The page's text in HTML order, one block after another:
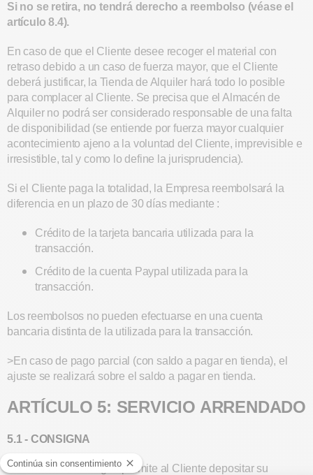
Si no se retira, no tendrá derecho a reembolso (véase el
artículo 8.4).
En caso de que el Cliente desee recoger el material con
retraso debido a un caso de fuerza mayor, que el Cliente
deberá justificar, la Tienda de Alquiler hará todo lo posible
para complacer al Cliente. Se precisa que el Almacén de
Alquiler no podrá ser considerado responsable de una falta
de disponibilidad (se entiende por fuerza mayor cualquier
acontecimiento ajeno a la voluntad del Cliente, imprevisible e
irresistible, tal y como lo define la jurisprudencia).
Si el Cliente paga la totalidad, la Empresa reembolsará la
diferencia en un plazo de 30 días mediante :
Crédito de la tarjeta bancaria utilizada para la
transacción.
Crédito de la cuenta Paypal utilizada para la
transacción.
Los reembolsos no pueden efectuarse en una cuenta
bancaria distinta de la utilizada para la transacción.
>En caso de pago parcial (con saldo a pagar en tienda), el
ajuste se realizará sobre el saldo a pagar en tienda.
ARTÍCULO 5: SERVICIO ARRENDADO
5.1 - CONSIGNA
El servicio de consigna permite al Cliente depositar su